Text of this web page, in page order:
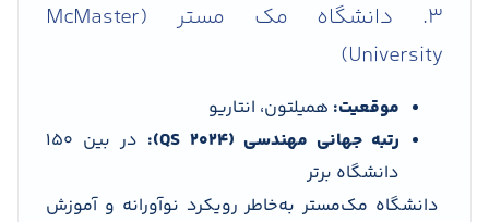
3. دانشگاه مک مستر (McMaster
University)
موقعیت: همیلتون، انتاریو
رتبه جهانی مهندسی (QS 2024):
در بین 150
دانشگاه برتر
دانشگاه مک‌مستر به‌خاطر رویکرد نوآورانه و آموزش